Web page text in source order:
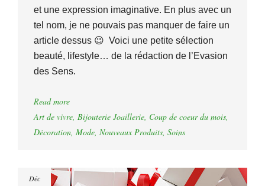
et une expression imaginative. En plus avec un
tel nom, je ne pouvais pas manquer de faire un
article dessus 😉 Voici une petite sélection
beauté, lifestyle… de la rédaction de l’Evasion
des Sens.
Read more
Art de vivre, Bijouterie Joaillerie, Coup de coeur du mois,
Décoration, Mode, Nouveaux Produits, Soins
Déc